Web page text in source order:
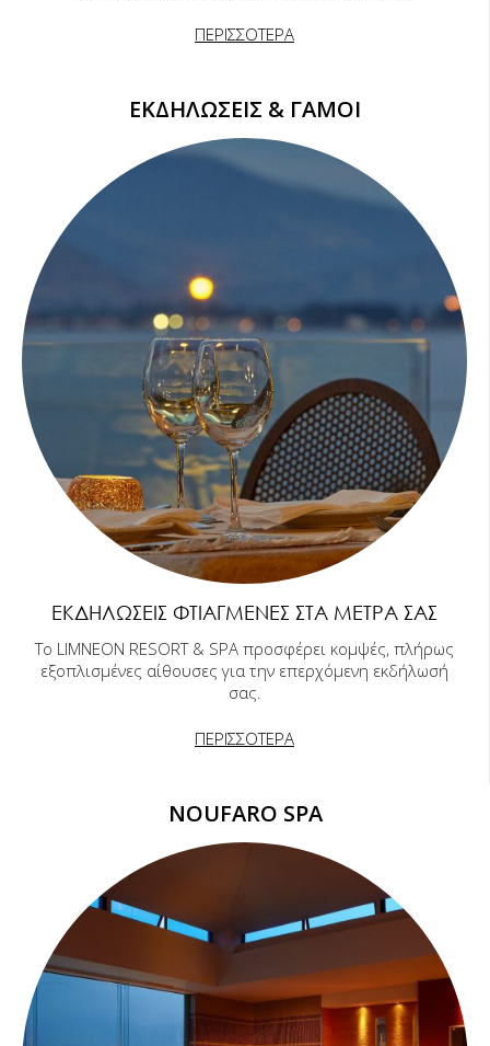
ΠΕΡΙΣΣΟΤΕΡΑ
ΕΚΔΗΛΩΣΕΙΣ & ΓΑΜΟΙ
ΕΚΔΗΛΏΣΕΙΣ ΦΤΙΑΓΜΈΝΕΣ ΣΤΑ ΜΈΤΡΑ ΣΑΣ
Το LIMNEON RESORT & SPA προσφέρει κομψές, πλήρως
εξοπλισμένες αίθουσες για την επερχόμενη εκδήλωσή
σας.
ΠΕΡΙΣΣΟΤΕΡΑ
NOUFARO SPA